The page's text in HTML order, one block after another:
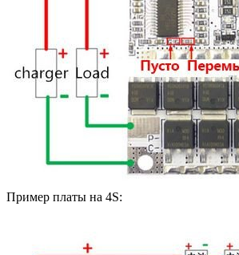
Пример платы на 4S: